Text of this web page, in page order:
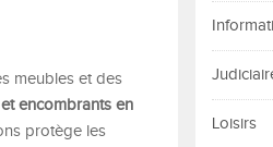
meubles et des
encombrants en
protège les
Loisirs